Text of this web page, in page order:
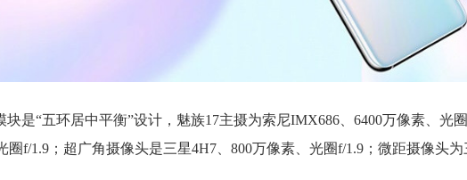
块是“五环居中平衡”设计，魅族17主摄为索尼IMX686、6400万像素、光
圈f/1.9；超广角摄像头是三星4H7、800万像素、光圈f/1.9；微距摄像头